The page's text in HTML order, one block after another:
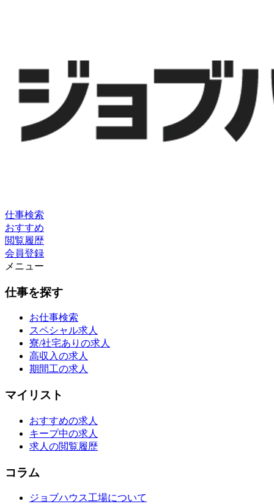
仕事検索
おすすめ
閲覧履歴
会員登録
メニュー
仕事を探す
お仕事検索
スペシャル求人
寮/社宅ありの求人
高収入の求人
期間工の求人
マイリスト
おすすめの求人
キープ中の求人
求人の閲覧履歴
コラム
ジョブハウス工場について